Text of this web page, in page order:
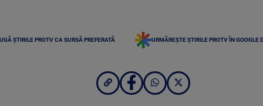
ȘTIRILE PROTV CA SURSĂ PREFERATĂ URMĂREȘTE ȘTIRILE PROTV ÎN GOOGLE